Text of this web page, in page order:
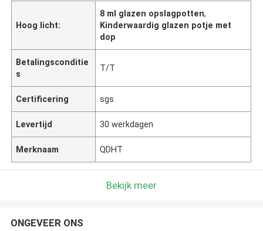
Hoog licht:
8 ml glazen opslagpotten,
Kinderwaardig glazen potje met
dop
Betalingsconditie
s
T/T
Certificering sgs
Levertijd 30 werkdagen
Merknaam QDHT
Bekijk meer
ONGEVEER ONS